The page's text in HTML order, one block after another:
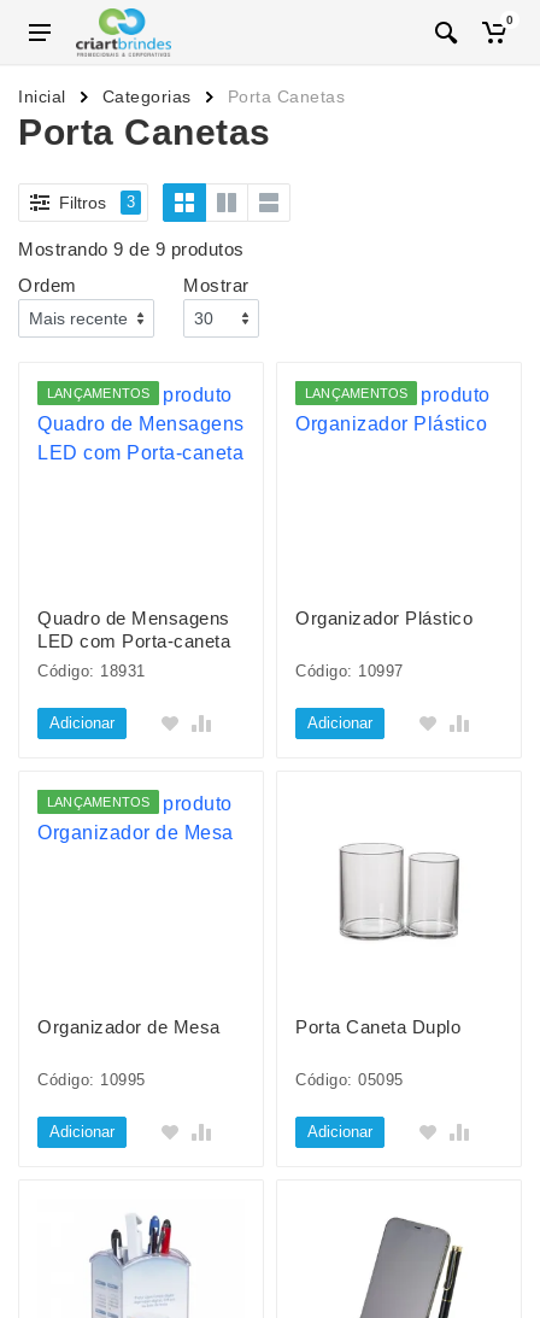
0
Inicial Categorias Porta Canetas
Porta Canetas
Filtros 3
Mostrando 9 de 9 produtos
Ordem
Mostrar
LANÇAMENTOS
Quadro de Mensagens
LED com Porta-caneta
Código: 18931
Adicionar
LANÇAMENTOS
Organizador Plástico
Código: 10997
Adicionar
LANÇAMENTOS
Organizador de Mesa
Código: 10995
Adicionar
Porta Caneta Duplo
Código: 05095
Adicionar